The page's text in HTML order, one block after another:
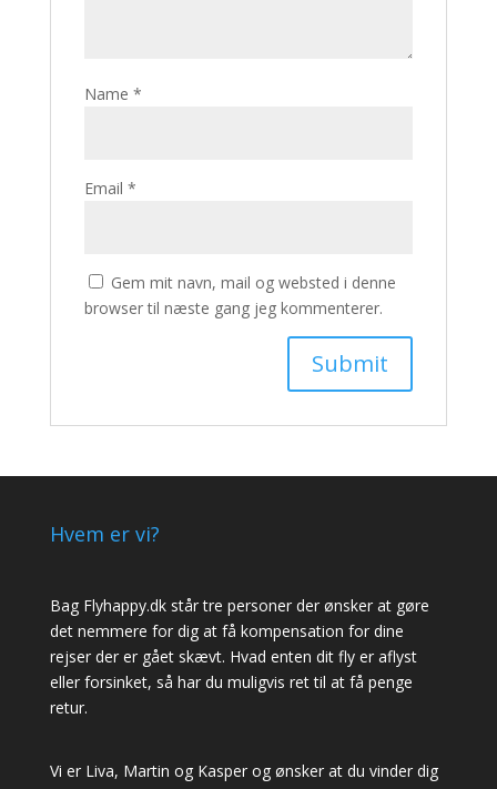
Name *
Email *
Gem mit navn, mail og websted i denne
browser til næste gang jeg kommenterer.
Hvem er vi?
Bag Flyhappy.dk står tre personer der ønsker at gøre
det nemmere for dig at få kompensation for dine
rejser der er gået skævt. Hvad enten dit fly er aflyst
eller forsinket, så har du muligvis ret til at få penge
retur.
Vi er Liva, Martin og Kasper og ønsker at du vinder dig